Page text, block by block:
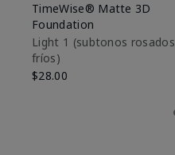
TimeWise® Matte 3D
Foundation
Light 1​ (subtonos rosados
fríos)
$28.00